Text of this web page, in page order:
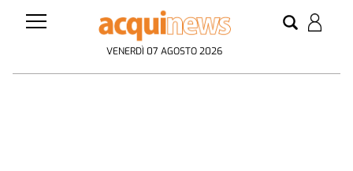
VENERDÌ 07 AGOSTO 2026